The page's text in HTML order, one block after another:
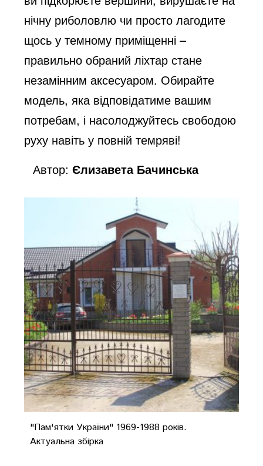
нічну риболовлю чи просто лагодите
щось у темному приміщенні –
правильно обраний ліхтар стане
незамінним аксесуаром. Обирайте
модель, яка відповідатиме вашим
потребам, і насолоджуйтесь свободою
руху навіть у повній темряві!
Автор:Єлизавета Бачинська
"Пам'ятки України" 1969-1988 років.
Актуальна збірка